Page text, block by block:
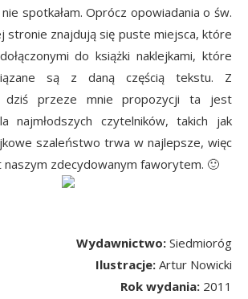
spotkałam. Oprócz opowiadania o św.
stronie znajdują się puste miejsca, które
do książki naklejkami, które
są z daną częścią tekstu. Z
dziś przeze mnie propozycji ta jest
najmłodszych czytelników, takich jak
szaleństwo trwa w najlepsze, więc
naszym zdecydowanym faworytem. 🙂
Wydawnictwo: Siedmioróg
Ilustracje: Artur Nowicki
Rok wydania: 2011